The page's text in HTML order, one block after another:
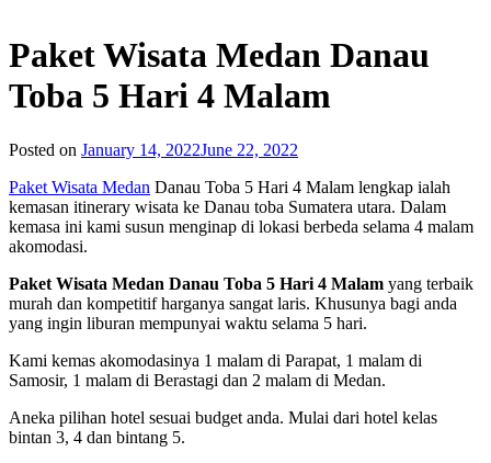
Paket Wisata Medan Danau
Toba 5 Hari 4 Malam
Posted on January 14, 2022June 22, 2022
Paket Wisata Medan Danau Toba 5 Hari 4 Malam lengkap ialah
kemasan itinerary wisata ke Danau toba Sumatera utara. Dalam
kemasa ini kami susun menginap di lokasi berbeda selama 4 malam
akomodasi.
Paket Wisata Medan Danau Toba 5 Hari 4 Malam yang terbaik
murah dan kompetitif harganya sangat laris. Khusunya bagi anda
yang ingin liburan mempunyai waktu selama 5 hari.
Kami kemas akomodasinya 1 malam di Parapat, 1 malam di
Samosir, 1 malam di Berastagi dan 2 malam di Medan.
Aneka pilihan hotel sesuai budget anda. Mulai dari hotel kelas
bintan 3, 4 dan bintang 5.